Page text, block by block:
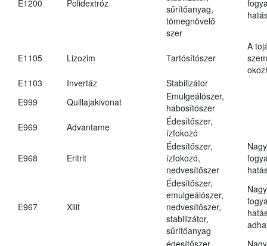
E1200 Polidextróz
sűrítőanyag,
tömegnövelő
szer
E1105 Lizozim Tartósítószer
A
E1103
Invertáz
Stabilizátor
E999
Quillajakivonat
Emulgeálószer,
habosítószer
E969
Advantame
Édesítőszer,
ízfokozó
E968 Eritrit
Édesítőszer,
ízfokozó,
nedvesítőszer
E967 Xilit
Édesítőszer,
emulgeálószer,
nedvesítőszer,
stabilizátor,
sűrítőanyag
édesítőszer,